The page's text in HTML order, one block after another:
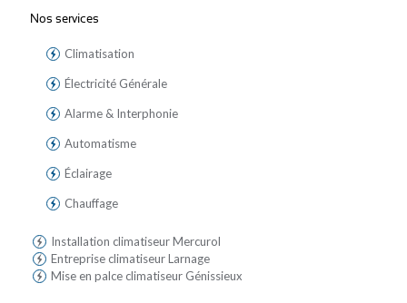
Nos services
Climatisation
Électricité Générale
Alarme & Interphonie
Automatisme
Éclairage
Chauffage
Installation climatiseur Mercurol
Entreprise climatiseur Larnage
Mise en palce climatiseur Génissieux